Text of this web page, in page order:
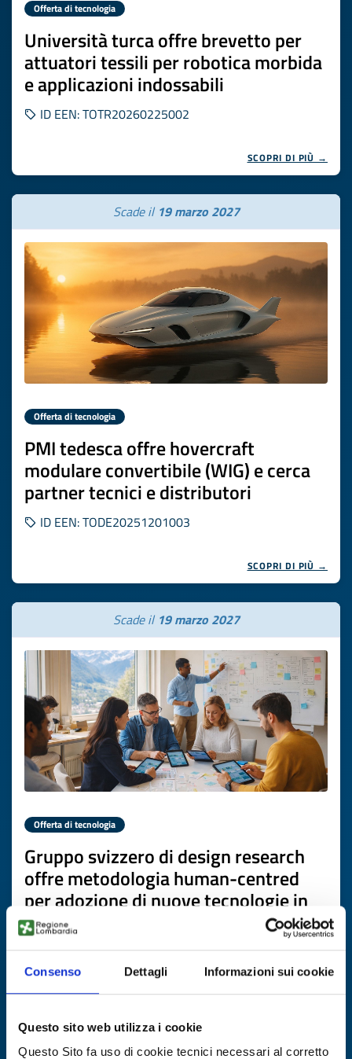
Consenso Dettagli Informazioni sui cookie
Questo sito web utilizza i cookie
Questo Sito fa uso di cookie tecnici necessari al corretto
Offerta di tecnologia
Università turca offre brevetto per
attuatori tessili per robotica morbida
e applicazioni indossabili
ID EEN: TOTR20260225002
SCOPRI DI PIÙ →
Scade il 19 marzo 2027
Offerta di tecnologia
PMI tedesca offre hovercraft
modulare convertibile (WIG) e cerca
partner tecnici e distributori
ID EEN: TODE20251201003
SCOPRI DI PIÙ →
Scade il 19 marzo 2027
Offerta di tecnologia
Gruppo svizzero di design research
offre metodologia human-centred
per adozione di nuove tecnologie in
salute, benessere e ambiente
ID EEN: TOCH20260226017
SCOPRI DI PIÙ →
Scade il19 marzo 2027